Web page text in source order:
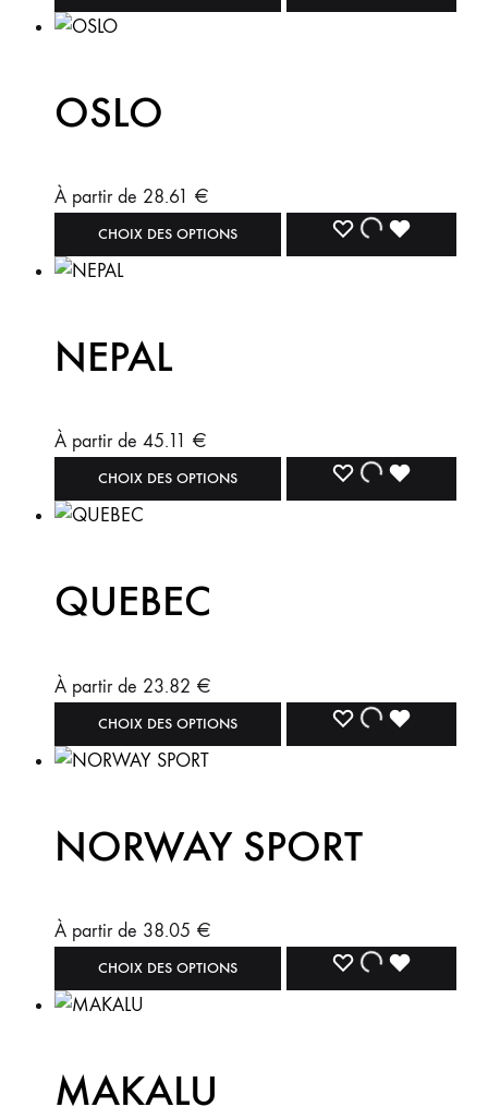
OSLO
À partir de 28.61 €
CHOIX DES OPTIONS
NEPAL
À partir de 45.11 €
CHOIX DES OPTIONS
QUEBEC
À partir de 23.82 €
CHOIX DES OPTIONS
NORWAY SPORT
À partir de 38.05 €
CHOIX DES OPTIONS
MAKALU